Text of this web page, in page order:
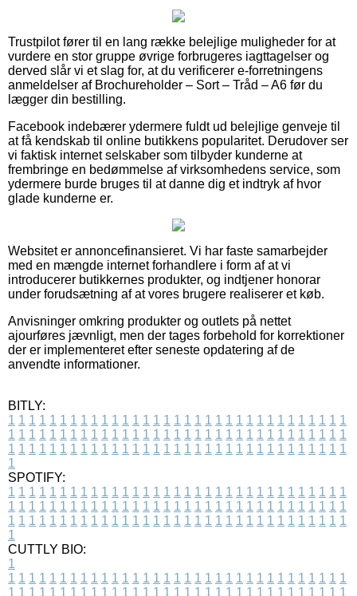
Trustpilot fører til en lang række belejlige muligheder for at
vurdere en stor gruppe øvrige forbrugeres iagttagelser og
derved slår vi et slag for, at du verificerer e-forretningens
anmeldelser af Brochureholder – Sort – Tråd – A6 før du
lægger din bestilling.
Facebook indebærer ydermere fuldt ud belejlige genveje til
at få kendskab til online butikkens popularitet. Derudover ser
vi faktisk internet selskaber som tilbyder kunderne at
frembringe en bedømmelse af virksomhedens service, som
ydermere burde bruges til at danne dig et indtryk af hvor
glade kunderne er.
Websitet er annoncefinansieret. Vi har faste samarbejder
med en mængde internet forhandlere i form af at vi
introducerer butikkernes produkter, og indtjener honorar
under forudsætning af at vores brugere realiserer et køb.
Anvisninger omkring produkter og outlets på nettet
ajourføres jævnligt, men der tages forbehold for korrektioner
der er implementeret efter seneste opdatering af de
anvendte informationer.
BITLY:
1 1 1 1 1 1 1 1 1 1 1 1 1 1 1 1 1 1 1 1 1 1 1 1 1 1 1 1 1 1 1 1 1
1 1 1 1 1 1 1 1 1 1 1 1 1 1 1 1 1 1 1 1 1 1 1 1 1 1 1 1 1 1 1 1 1
1 1 1 1 1 1 1 1 1 1 1 1 1 1 1 1 1 1 1 1 1 1 1 1 1 1 1 1 1 1 1 1 1
1
SPOTIFY:
1 1 1 1 1 1 1 1 1 1 1 1 1 1 1 1 1 1 1 1 1 1 1 1 1 1 1 1 1 1 1 1 1
1 1 1 1 1 1 1 1 1 1 1 1 1 1 1 1 1 1 1 1 1 1 1 1 1 1 1 1 1 1 1 1 1
1 1 1 1 1 1 1 1 1 1 1 1 1 1 1 1 1 1 1 1 1 1 1 1 1 1 1 1 1 1 1 1 1
1
CUTTLY BIO:
1
1 1 1 1 1 1 1 1 1 1 1 1 1 1 1 1 1 1 1 1 1 1 1 1 1 1 1 1 1 1 1 1 1
1 1 1 1 1 1 1 1 1 1 1 1 1 1 1 1 1 1 1 1 1 1 1 1 1 1 1 1 1 1 1 1 1